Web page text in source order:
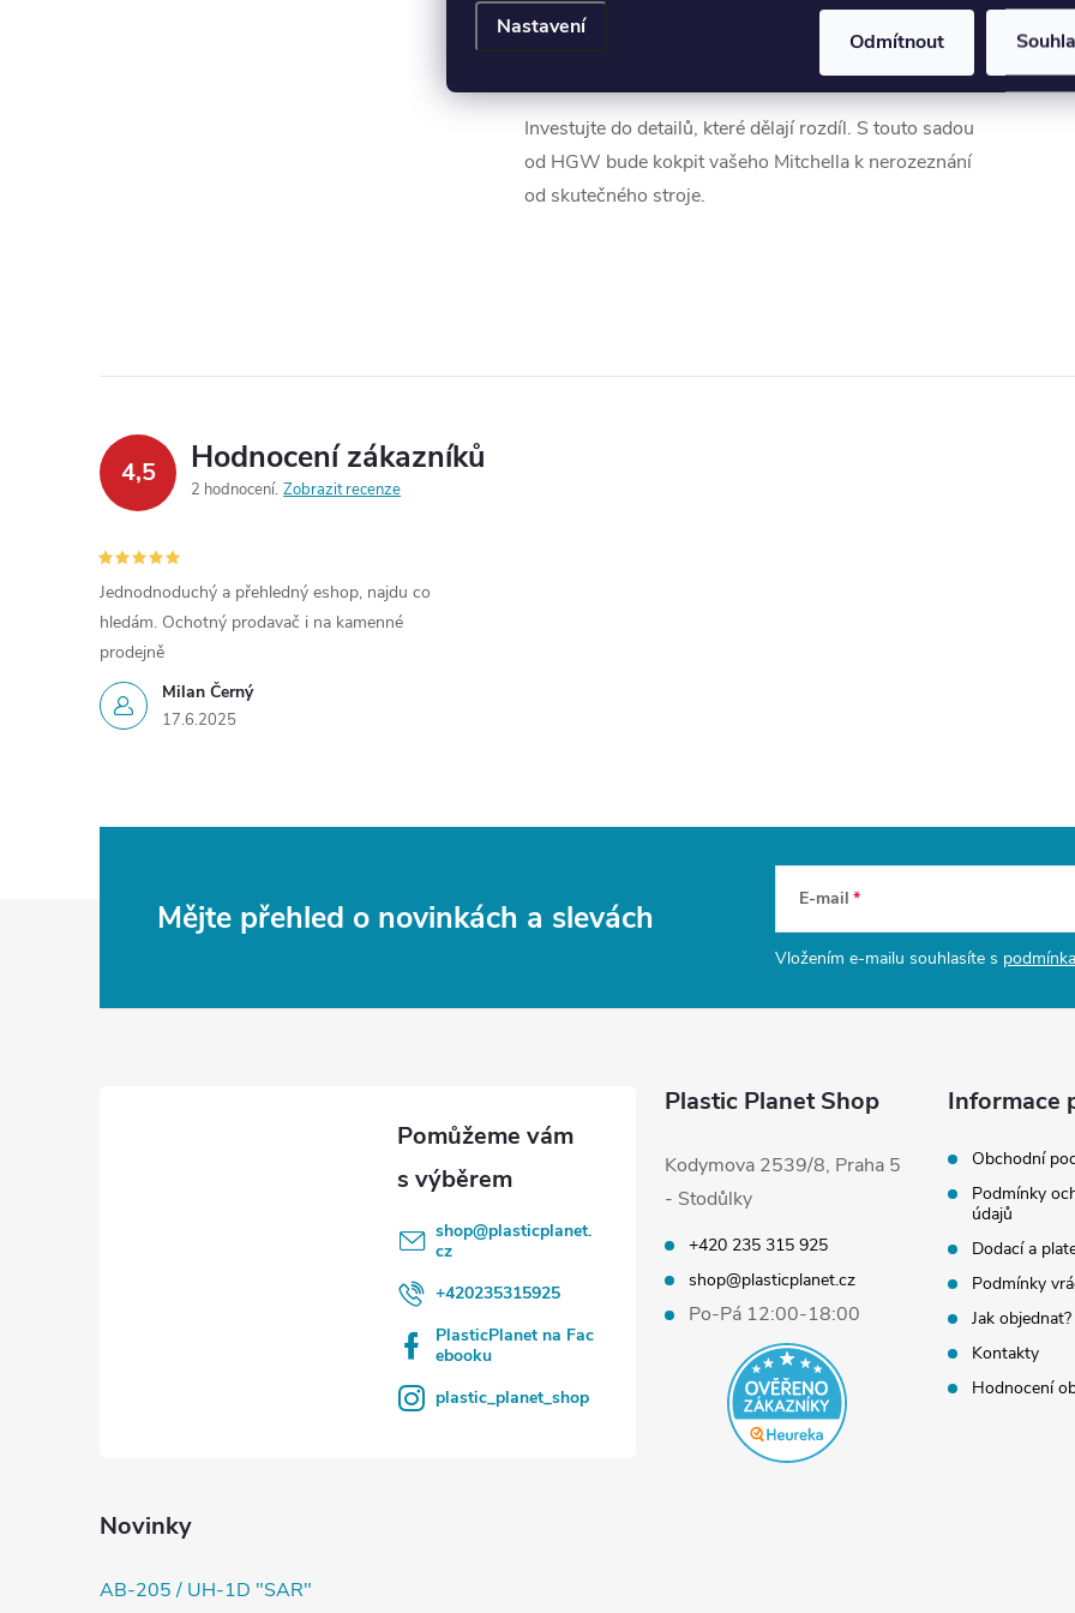
Nastavení
Odmítnout
Zvýšení úrovně modelu:
Ideální doplněk pro
soutěžní modeláře i pro ty, kteří si chtějí postavit
skutečně výjimečný kousek do své sbírky.
Investujte do detailů, které dělají rozdíl. S touto sadou
od HGW bude kokpit vašeho Mitchella k nerozeznání
od skutečného stroje.
4,5 Hodnocení zákazníků
2 hodnocení Zobrazit recenze
Milan Černý
17.6.2025
Jednodnoduchý a přehledný eshop, najdu co
hledám. Ochotný prodavač i na kamenné
prodejně
Mějte přehled o novinkách a slevách E-mail
Vložením e-mailu souhlasíte s
shop@plasticplanet.
cz
+420235315925
PlasticPlanet na Fac
ebooku
plastic_planet_shop
Plastic Planet Shop
Kodymova 2539/8, Praha 5
- Stodůlky
+420 235 315 925
shop@plasticplanet.cz
Po-Pá 12:00-18:00
Informace
Obchodní
Podmínky
údajů
Dodací a
Podmínky
Jak objednat?
Kontakty
Hodnocení
Novinky
AB-205 / UH-1D "SAR"